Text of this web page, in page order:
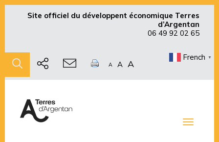
Site officiel du développent économique Terres
d’Argentan
06 49 92 02 65
A A A
French ▼
Toggle